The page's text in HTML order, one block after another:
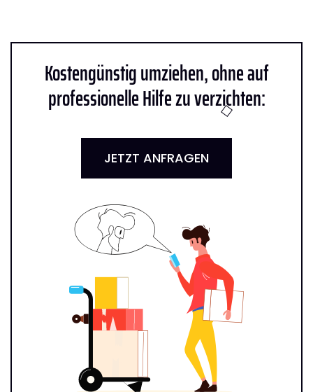
Kostengünstig umziehen, ohne auf
professionelle Hilfe zu verzichten:
JETZT ANFRAGEN